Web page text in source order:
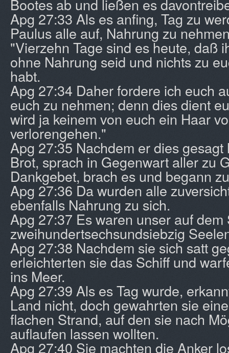
Bootes ab und ließen es
Apg 27:33 Als es anfing, Tag zu
Paulus alle auf, Nahrung zu
"Vierzehn Tage sind es heute, daß
ohne Nahrung seid und nichts zu
habt.
Apg 27:34 Daher fordere ich euch
euch zu nehmen; denn dies dient
wird ja keinem von euch ein Haar
verlorengehen."
Apg 27:35 Nachdem er dies gesagt
Brot, sprach in Gegenwart aller zu
Dankgebet, brach es und begann
Apg 27:36 Da wurden alle
ebenfalls Nahrung zu sich.
Apg 27:37 Es waren unser auf
zweihundertsechsundsiebzig
Apg 27:38 Nachdem sie sich satt
erleichterten sie das Schiff und
ins Meer.
Apg 27:39 Als es Tag wurde,
Land nicht, doch gewahrten sie
flachen Strand, auf den sie nach
auflaufen lassen wollten.
Apg 27:40 Sie machten die Anker